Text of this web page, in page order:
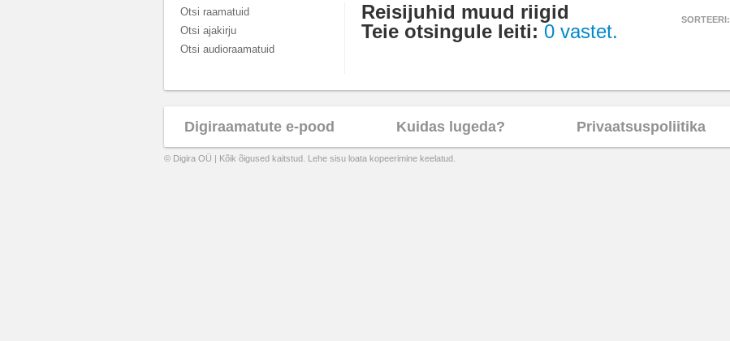
Otsi raamatuid
Otsi ajakirju
Otsi audioraamatuid
Reisijuhid muud riigid
Teie otsingule leiti: 0 vastet.
SORTEERI:
Digiraamatute e-pood Kuidas lugeda? Privaatsuspoliitika
© Digira OÜ | Kõik õigused kaitstud. Lehe sisu loata kopeerimine keelatud.